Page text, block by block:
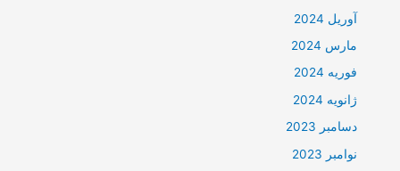
آوریل 2024
مارس 2024
فوریه 2024
ژانویه 2024
دسامبر 2023
نوامبر 2023